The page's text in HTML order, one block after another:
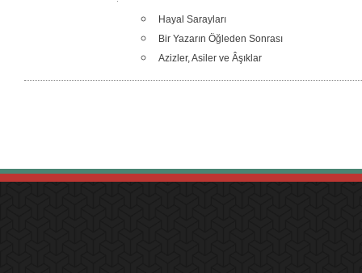
Hayal Sarayları
Bir Yazarın Öğleden Sonrası
Azizler, Asiler ve Âşıklar